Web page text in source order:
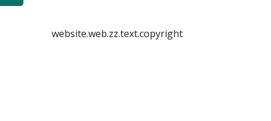
website.web.zz.text.copyright